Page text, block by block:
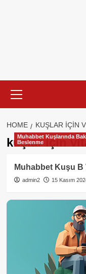
Menu
HOME KUŞLAR IÇIN
kuşlar için
Muhabbet Kuşlarında
Beslenme
Muhabbet Kuşu B
admin2 15 Kasım